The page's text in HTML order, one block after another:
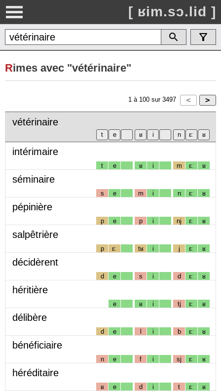
[ ʁim.sɔ.lid ]
Rimes avec "vétérinaire"
1 à 100 sur 3497
vétérinaire
intérimaire
t e ʁ i m ɛː ʁ
séminaire
s e m i n ɛː ʁ
pépinière
p e p i nj ɛː ʁ
salpêtrière
p ɛː tʁ i j ɛː ʁ
décidèrent
d e s i d ɛː ʁ
héritière
e ʁ i tj ɛː ʁ
délibère
d e l i b ɛː ʁ
bénéficiaire
n e f i sj ɛː ʁ
héréditaire
ʁ e d i t ɛː ʁ